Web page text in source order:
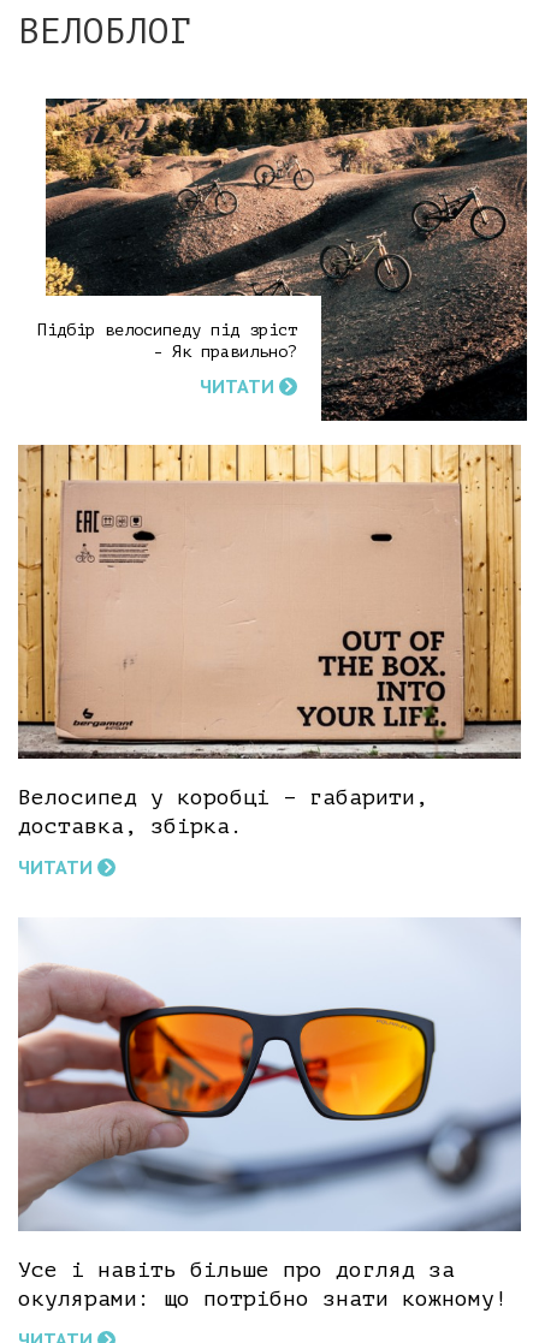
ВЕЛОБЛОГ
Підбір велосипеду під зріст
- Як правильно?
ЧИТАТИ
Велосипед у коробці – габарити,
доставка, збірка.
ЧИТАТИ
Усе і навіть більше про догляд за
окулярами: що потрібно знати кожному!